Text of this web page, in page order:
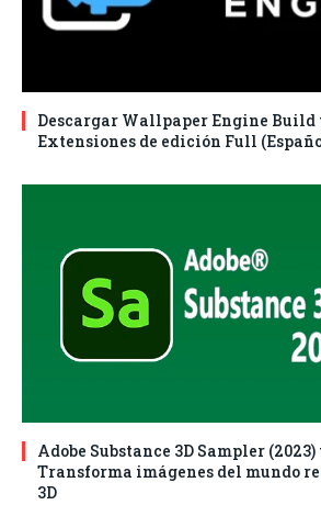
Descargar Wallpaper Engine Build
Extensiones de edición Full
Adobe Substance 3D Sampler
Transforma imágenes del mundo
3D